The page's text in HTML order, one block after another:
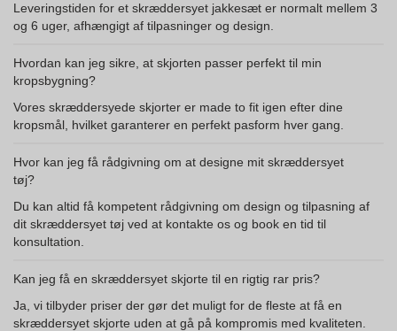
Leveringstiden for et skræddersyet jakkesæt er normalt mellem 3
og 6 uger, afhængigt af tilpasninger og design.
Hvordan kan jeg sikre, at skjorten passer perfekt til min
kropsbygning?
Vores skræddersyede skjorter er made to fit igen efter dine
kropsmål, hvilket garanterer en perfekt pasform hver gang.
Hvor kan jeg få rådgivning om at designe mit skræddersyet
tøj?
Du kan altid få kompetent rådgivning om design og tilpasning af
dit skræddersyet tøj ved at kontakte os og book en tid til
konsultation.
Kan jeg få en skræddersyet skjorte til en rigtig rar pris?
Ja, vi tilbyder priser der gør det muligt for de fleste at få en
skræddersyet skjorte uden at gå på kompromis med kvaliteten.